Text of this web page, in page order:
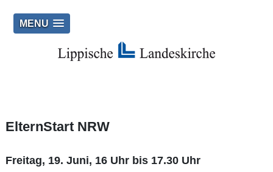
MENU
ElternStart NRW
Freitag, 19. Juni, 16 Uhr bis 17.30 Uhr